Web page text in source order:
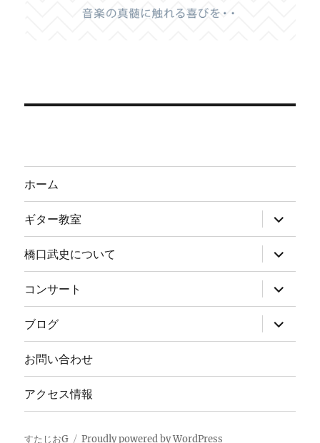
ホーム
ギター教室
ブ
メ
ニ
ュ
ー
を
展
開
橋口武史について
ブ
メ
ニ
ュ
ー
を
展
開
コンサート
ブ
メ
ニ
ュ
ー
開
ブログ
ブ
メ
ー
開
お問い合わせ
アクセス情報
すたじおG Proudly powered by WordPress